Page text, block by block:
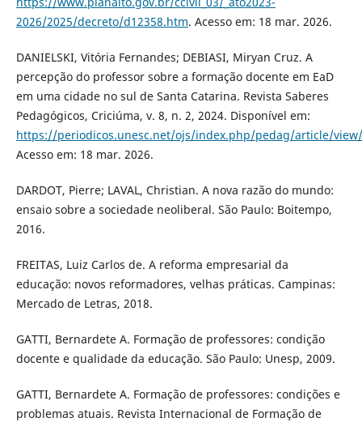
2026/2025/decreto/d12358.htm. Acesso em: 18 mar. 2026.
DANIELSKI, Vitória Fernandes; DEBIASI, Miryan Cruz. A
percepção do professor sobre a formação docente em EaD
em uma cidade no sul de Santa Catarina. Revista Saberes
Pedagógicos, Criciúma, v. 8, n. 2, 2024. Disponível em:
https://periodicos.unesc.net/ojs/index.php/pedag/article/
Acesso em: 18 mar. 2026.
DARDOT, Pierre; LAVAL, Christian. A nova razão do mundo:
ensaio sobre a sociedade neoliberal. São Paulo: Boitempo,
2016.
FREITAS, Luiz Carlos de. A reforma empresarial da
educação: novos reformadores, velhas práticas. Campinas:
Mercado de Letras, 2018.
GATTI, Bernardete A. Formação de professores: condição
docente e qualidade da educação. São Paulo: Unesp, 2009.
GATTI, Bernardete A. Formação de professores: condições e
problemas atuais. Revista Internacional de Formação de